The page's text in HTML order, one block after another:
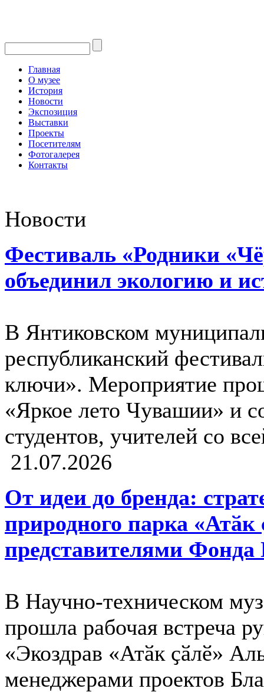
Главная
О музее
История
Новости
Экспозиция
Выставки
Проекты
Посетителям
Фотогалерея
Контакты
Новости
Фестиваль «Родники
объединил экологию и
В Янтиковском
республиканский
ключи». Мероприятие
«Яркое лето Чувашии» и
студентов, учителей со
21.07.2026
От идеи до бренда:
природного парка «Атӑк
представителями Фонда
В Научно-техническом
прошла рабочая встреча
«Экоздрав «Атӑк ҫӑлӗ»
менеджерами проектов